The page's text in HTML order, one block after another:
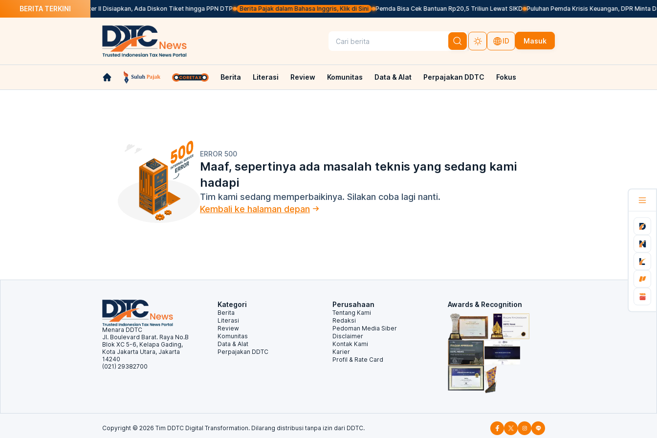
BERITA TERKINI
Agustus Stimulus Semester II Disiapkan, Ada Diskon Tiket hingga PPN DTP Berita Pajak dalam Bahasa Inggris, Klik di Sini Pemda Bisa Cek Bantuan Rp20,5 Triliun Lewat SIKD Puluhan Pemda Krisis Keuangan, DPR Minta
ID Masuk
Berita Literasi Review Komunitas Data & Alat Perpajakan DDTC Fokus
ERROR 500
Maaf, sepertinya ada masalah teknis yang sedang kami
hadapi
Tim kami sedang memperbaikinya. Silakan coba lagi nanti.
Kembali ke halaman depan
Menara DDTC
Jl. Boulevard Barat. Raya No.B
Blok XC 5-6, Kelapa Gading,
Kota Jakarta Utara, Jakarta
14240
(021) 29382700
Kategori
Berita
Literasi
Review
Komunitas
Data & Alat
Perpajakan DDTC
Perusahaan
Tentang Kami
Redaksi
Pedoman Media Siber
Disclaimer
Kontak Kami
Karier
Profil & Rate Card
Awards & Recognition
Copyright © 2026 Tim DDTC Digital Transformation. Dilarang distribusi tanpa izin dari DDTC.